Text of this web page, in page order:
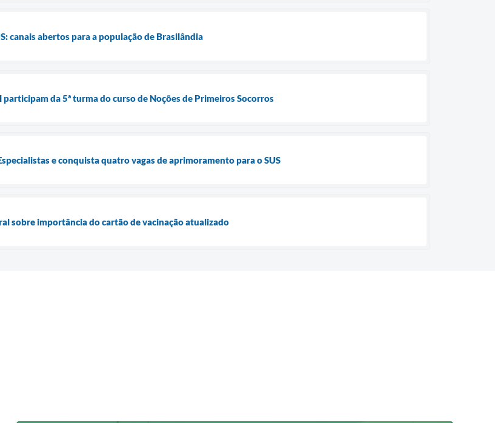
canais abertos para a população de Brasilândia
da 5ª turma do curso de Noções de Primeiros Socorros
e conquista quatro vagas de aprimoramento para o SUS
sobre importância do cartão de vacinação atualizado